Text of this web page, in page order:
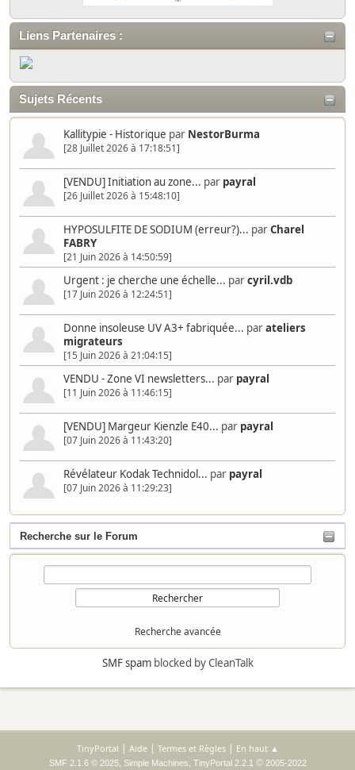
Liens Partenaires :
Sujets Récents
Kallitypie - Historique par NestorBurma
[28 Juillet 2026 à 17:18:51]
[VENDU] Initiation au zone... par payral
[26 Juillet 2026 à 15:48:10]
HYPOSULFITE DE SODIUM (erreur?)... parCharel
FABRY
[21 Juin 2026 à 14:50:59]
Urgent : je cherche une échelle... parcyril.vdb
[17 Juin 2026 à 12:24:51]
Donne insoleuse UV A3+ fabriquée... parateliers
migrateurs
[15 Juin 2026 à 21:04:15]
VENDU - Zone VI newsletters... par payral
[11 Juin 2026 à 11:46:15]
[VENDU] Margeur Kienzle E40... par payral
[07 Juin 2026 à 11:43:20]
Révélateur Kodak Technidol... par payral
[07 Juin 2026 à 11:29:23]
Recherche sur le Forum
Recherche avancée
SMF spamblocked by CleanTalk
TinyPortal Aide| Termes et Règles| En haut ▲
SMF 2.1.6 © 2025, Simple Machines, TinyPortal 2.2.1© 2005-2022